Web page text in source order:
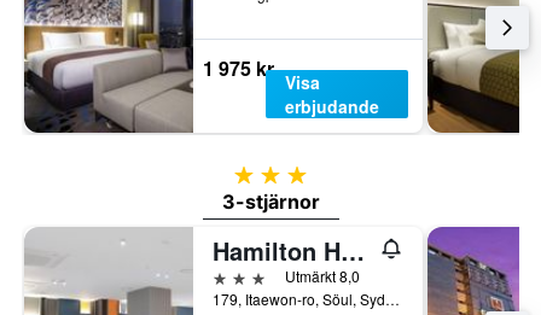
1 975 kr
Visa
erbjudande
3 stjärnor
3-stjärnor
Hamilton Hotel
3 stjärnorUtmärkt 8,0
179, Itaewon-ro, Söul, Sydkorea